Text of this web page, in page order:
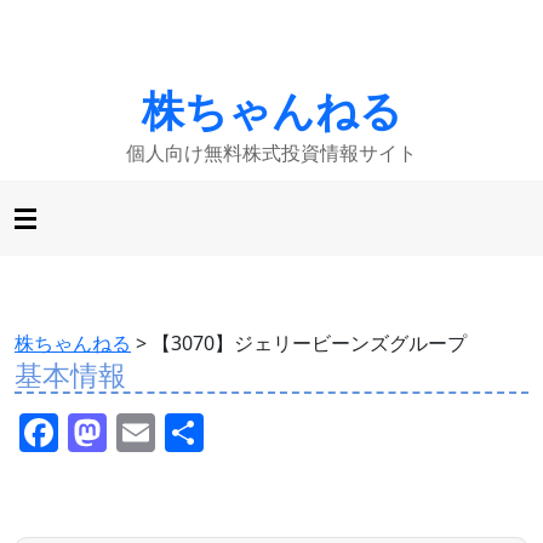
株ちゃんねる
個人向け無料株式投資情報サイト
株ちゃんねる > 【3070】ジェリービーンズグループ
基本情報
F M E